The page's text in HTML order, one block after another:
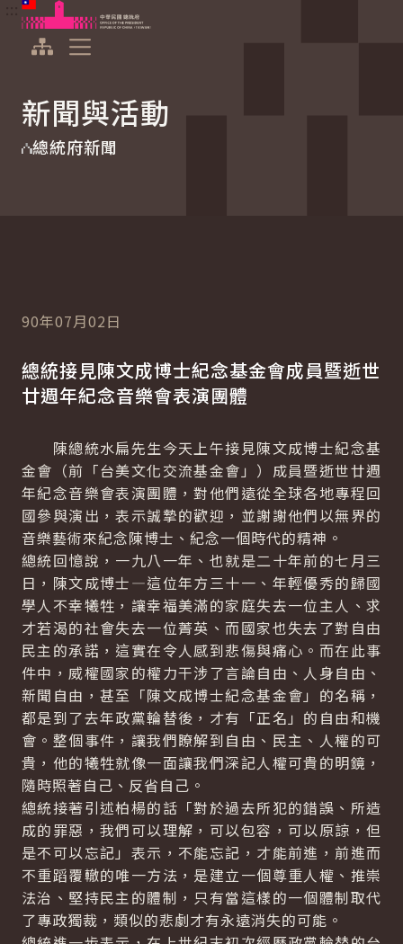
跳到主要內容
中華民國總統府
新聞與活動
總統府新聞
90年07月02日
總統接見陳文成博士紀念基金會成員暨逝世
廿週年紀念音樂會表演團體
陳總統水扁先生今天上午接見陳文成博士紀念基
金會（前「台美文化交流基金會」）成員暨逝世廿週
年紀念音樂會表演團體，對他們遠從全球各地專程回
國參與演出，表示誠摯的歡迎，並謝謝他們以無界的
音樂藝術來紀念陳博士、紀念一個時代的精神。
總統回憶說，一九八一年、也就是二十年前的七月三
日，陳文成博士—這位年方三十一、年輕優秀的歸國
學人不幸犧牲，讓幸福美滿的家庭失去一位主人、求
才若渴的社會失去一位菁英、而國家也失去了對自由
民主的承諾，這實在令人感到悲傷與痛心。而在此事
件中，威權國家的權力干涉了言論自由、人身自由、
新聞自由，甚至「陳文成博士紀念基金會」的名稱，
都是到了去年政黨輪替後，才有「正名」的自由和機
會。整個事件，讓我們瞭解到自由、民主、人權的可
貴，他的犧牲就像一面讓我們深記人權可貴的明鏡，
隨時照著自己、反省自己。
總統接著引述柏楊的話「對於過去所犯的錯誤、所造
成的罪惡，我們可以理解，可以包容，可以原諒，但
是不可以忘記」表示，不能忘記，才能前進，前進而
不重蹈覆轍的唯一方法，是建立一個尊重人權、推崇
法治、堅持民主的體制，只有當這樣的一個體制取代
了專政獨裁，類似的悲劇才有永遠消失的可能。